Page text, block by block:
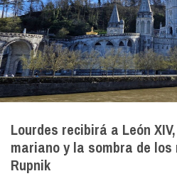
Lourdes recibirá a León
mariano y la sombra de
Rupnik